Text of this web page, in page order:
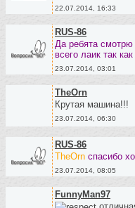
22.07.2014, 16:33
RUS-86
Да ребята смотрю
всего лаик так
23.07.2014, 03:01
TheOrn
Крутая машина!!!
23.07.2014, 06:30
RUS-86
TheOrn спасибо
23.07.2014, 08:05
FunnyMan97